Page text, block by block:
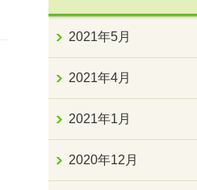
2021年5月
2021年4月
2021年1月
2020年12月